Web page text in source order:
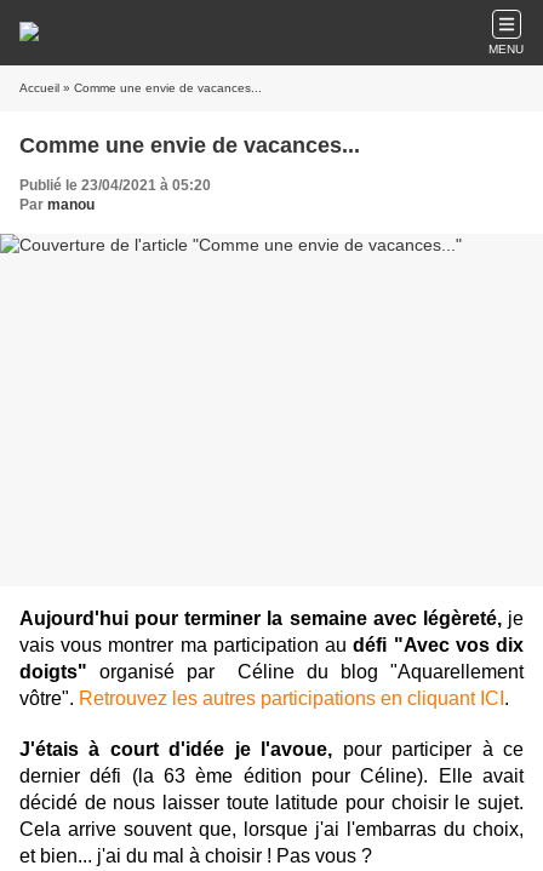
MENU
Accueil » Comme une envie de vacances...
Comme une envie de vacances...
Publié le 23/04/2021 à 05:20
Par manou
Aujourd'hui pour terminer la semaine avec légèreté,je
vais vous montrer ma participation audéfi "Avec vos dix
doigts" organisé par Céline du blog "Aquarellement
vôtre". Retrouvez les autres participations en cliquant ICI .
J'étais à court d'idée je l'avoue, pour participer à ce
dernier défi (la 63 ème édition pour Céline). Elle avait
décidé de nous laisser toute latitude pour choisir le sujet.
Cela arrive souvent que, lorsque j'ai l'embarras du choix,
et bien... j'ai du mal à choisir ! Pas vous ?